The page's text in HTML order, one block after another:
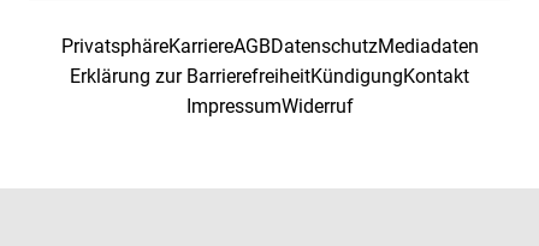
PrivatsphäreKarriereAGBDatenschutzMediadaten
Erklärung zur BarrierefreiheitKündigungKontakt
ImpressumWiderruf